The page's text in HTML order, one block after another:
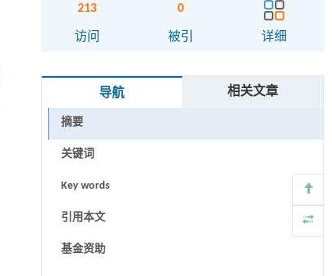
213
访问
0
被引 详细
导航 相关文章
摘要
关键词
Key words
引用本文
基金资助